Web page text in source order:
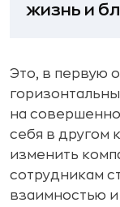
жизнь и
Это, в первую
на
себя в другом
изменить
сотрудникам
взаимностью